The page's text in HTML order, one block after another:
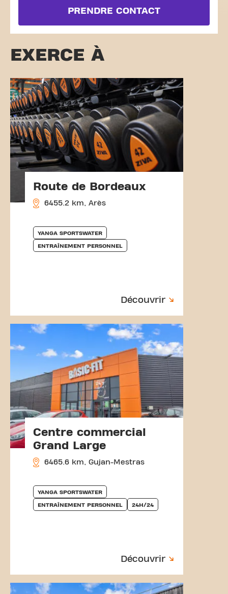
PRENDRE CONTACT
EXERCE À
Route de Bordeaux
6455.2 km, Arès
YANGA SPORTSWATER
ENTRAÎNEMENT PERSONNEL
Découvrir
Centre commercial
Grand Large
6465.6 km, Gujan-Mestras
YANGA SPORTSWATER
ENTRAÎNEMENT PERSONNEL 24H/24
Découvrir